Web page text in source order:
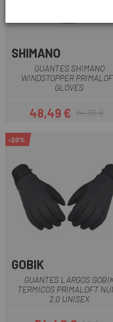
SHIMANO
GUANTES SHIMANO
WINDSTOPPER
GLOVES
Precio
48,49 €Precio
74,95 €
-20%
GOBIK
GUANTES LARGOS
TERMICOS PRIMALOFT
2.0 UNISEX